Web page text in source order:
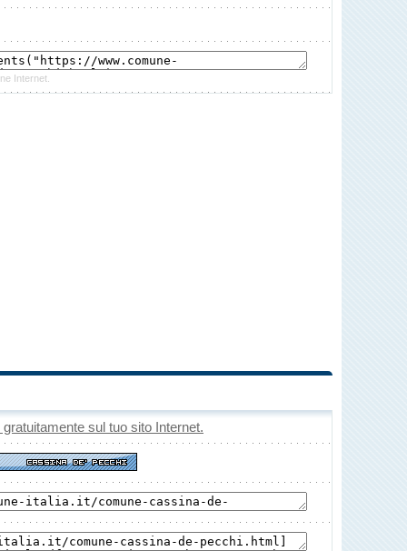
Internet.
sul tuo sito Internet.